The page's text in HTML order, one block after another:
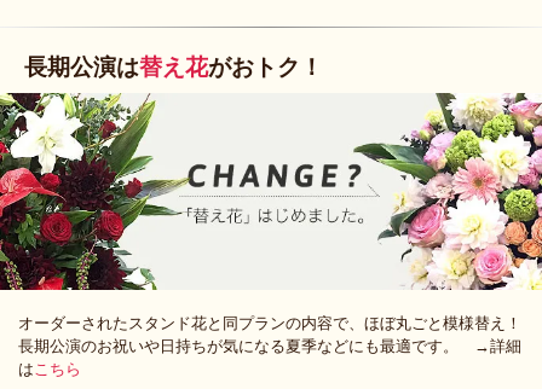
長期公演は替え花がおトク！
オーダーされたスタンド花と同プランの内容で、ほぼ丸ごと模様替え！
長期公演のお祝いや日持ちが気になる夏季などにも最適です。 →詳細
はこちら